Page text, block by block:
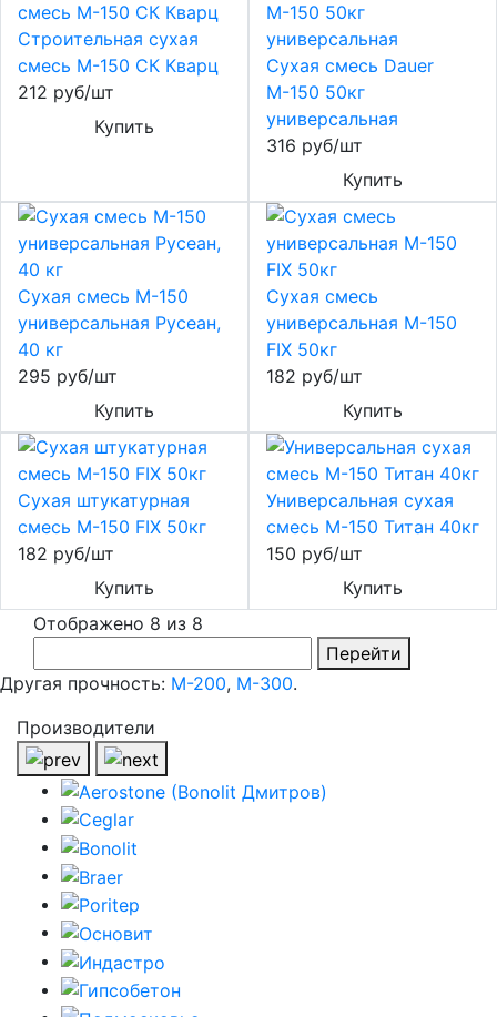
Строительная сухая
смесь М-150 СК Кварц
212 руб/шт
Купить
Сухая смесь Dauer
М-150 50кг
универсальная
316 руб/шт
Купить
Сухая смесь М-150
универсальная Русеан,
40 кг
295 руб/шт
Купить
Сухая смесь
универсальная М-150
FIX 50кг
182 руб/шт
Купить
Сухая штукатурная
смесь М-150 FIX 50кг
182 руб/шт
Купить
Универсальная сухая
смесь М-150 Титан 40кг
150 руб/шт
Купить
Отображено 8 из 8
Перейти
Другая прочность: М-200, М-300.
Производители